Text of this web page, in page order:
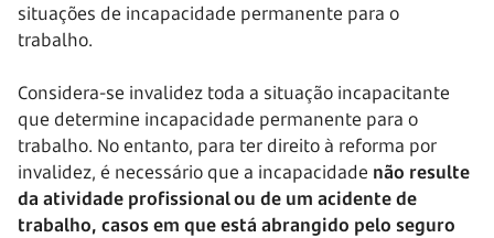
situações de incapacidade permanente para o
trabalho.
Considera-se invalidez toda a situação incapacitante
que determine incapacidade permanente para o
trabalho. No entanto, para ter direito à reforma por
invalidez, é necessário que a incapacidade não resulte
da atividade profissional ou de um acidente de
trabalho, casos em que está abrangido pelo seguro